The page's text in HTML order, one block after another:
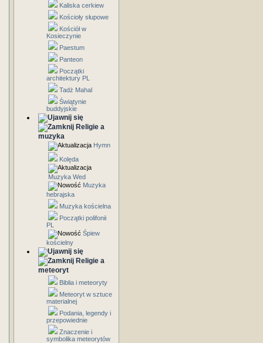
Kaliska cerkiew
Kościoły słupowe
Kościół w
Kosieczynie
Paestum
Panteon
Początki
architektury PL
Tadż Mahal
Świątynie
buddyjskie
Religie a
muzyka
Hymn
Kolęda
Muzyka Wed
Muzyka
hebrajska
Muzyka kościelna
Początki polifonii
PL
Śpiew
kościelny
Religie a
meteoryt
Biblia i meteoryty
Meteoryt w sztuce
materialnej
Podania, legendy i
przepowiednie
Znaczenie i
symbolika meteorytów